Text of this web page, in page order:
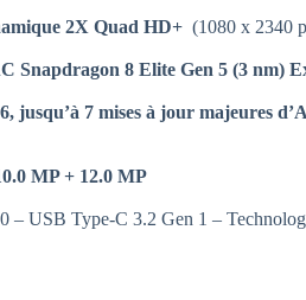
2X Quad HD+ (1080 x 2340
Snapdragon 8 Elite Gen 5 (3 nm)
jusqu’à 7 mises à jour majeures
MP + 12.0 MP
– USB Type-C 3.2 Gen 1 –